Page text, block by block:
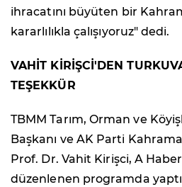
ihracatını büyüten bir
kararlılıkla çalışıyoruz" dedi.
VAHİT KİRİŞCİ'DEN
TEŞEKKÜR
TBMM Tarım, Orman ve
Başkanı ve AK Parti
Prof. Dr. Vahit Kirişci, A
düzenlenen programda